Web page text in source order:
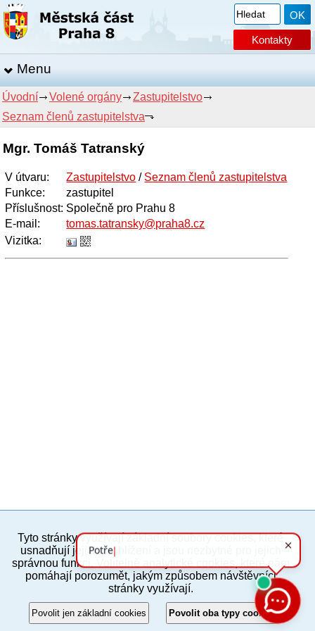
Kontakty
Menu
Úvodní Volené orgány
Zastupitelstvo
Seznam členů zastupitelstva
Mgr. Tomáš Tatranský
V útvaru: Zastupitelstvo / Seznam členů zastupitelstva
Funkce:
zastupitel
Příslušnost: Společně pro Prahu 8
E-mail :
tomas.tatransky@praha8.cz
Vizitka:
ENG
Povinné a praktické informace
© 2012–2019 MČ Praha 8
Tyto stránky využívají základní soubory cookies, které
usnadňují jejich prohlížení a jsou nezbytné pro jejich
správnou funkci. Volitelně analytické cookies, které nám
pomáhají porozumět, jakým způsobem návštěvníci
stránky využívají.
Povolit jen základní cookies Povolit oba typy cookies